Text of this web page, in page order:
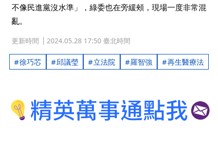
不像民進黨沒水準」，綠委也在旁緩頰，現場一度非常混
亂。
更新時間 2024.05.28 17:50 臺北時間
徐巧芯 邱議瑩 立法院 羅智強 再生醫療法